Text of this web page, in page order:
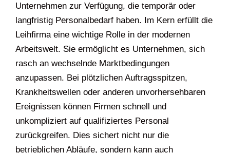
Unternehmen zur Verfügung, die temporär oder
langfristig Personalbedarf haben. Im Kern erfüllt die
Leihfirma eine wichtige Rolle in der modernen
Arbeitswelt. Sie ermöglicht es Unternehmen, sich
rasch an wechselnde Marktbedingungen
anzupassen. Bei plötzlichen Auftragsspitzen,
Krankheitswellen oder anderen unvorhersehbaren
Ereignissen können Firmen schnell und
unkompliziert auf qualifiziertes Personal
zurückgreifen. Dies sichert nicht nur die
betrieblichen Abläufe, sondern kann auch